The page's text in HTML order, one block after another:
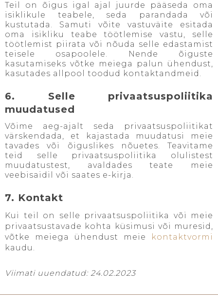
Teil on õigus igal ajal juurde pääseda oma
isiklikule teabele, seda parandada või
kustutada. Samuti võite vastuväite esitada
oma isikliku teabe töötlemise vastu, selle
töötlemist piirata või nõuda selle edastamist
teisele osapoolele. Nende õiguste
kasutamiseks võtke meiega palun ühendust,
kasutades allpool toodud kontaktandmeid.
6. Selle privaatsuspoliitika
muudatused
Võime aeg-ajalt seda privaatsuspoliitikat
värskendada, et kajastada muudatusi meie
tavades või õiguslikes nõuetes. Teavitame
teid selle privaatsuspoliitika olulistest
muudatustest, avaldades teate meie
veebisaidil või saates e-kirja.
7. Kontakt
Kui teil on selle privaatsuspoliitika või meie
privaatsustavade kohta küsimusi või muresid,
võtke meiega ühendust meie
kontaktvormi
kaudu.
Viimati uuendatud: 24.02.2023